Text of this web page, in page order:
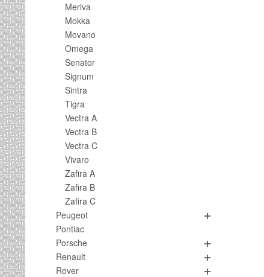
Meriva
Mokka
Movano
Omega
Senator
Signum
Sintra
Tigra
Vectra A
Vectra B
Vectra C
Vivaro
Zafira A
Zafira B
Zafira C
Peugeot
Pontiac
Porsche
Renault
Rover